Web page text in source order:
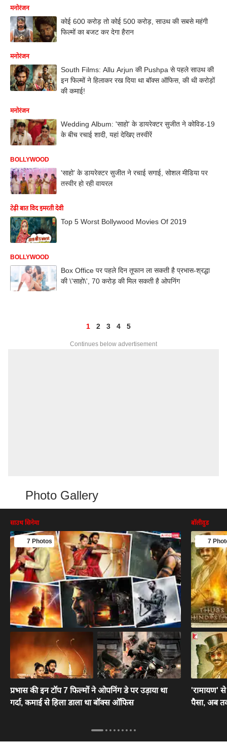
मनोरंजन
कोई 600 करोड़ तो कोई 500 करोड़, साउथ की सबसे महंगी
फिल्मों का बजट कर देगा हैरान
मनोरंजन
South Films: Allu Arjun की Pushpa से पहले साउथ की
इन फिल्मों ने हिलाकर रख दिया था बॉक्स ऑफिस, की थी करोड़ों
की कमाई!
मनोरंजन
Wedding Album: 'साहो' के डायरेक्टर सुजीत ने कोविड-19
के बीच रचाई शादी, यहां देखिए तस्वीरें
BOLLYWOOD
'साहो' के डायरेक्टर सुजीत ने रचाई सगाई, सोशल मीडिया पर
तस्वीर हो रही वायरल
टेढ़ी बात विद इमरती देवी
Top 5 Worst Bollywood Movies Of 2019
BOLLYWOOD
Box Office पर पहले दिन तूफान ला सकती है प्रभास-श्रद्धा
की \'साहो\', 70 करोड़ की मिल सकती है ओपनिंग
1 2 3 4 5
Continues below advertisement
Photo Gallery
साउथ सिनेमा
7 Photos
प्रभास की इन टॉप 7 फिल्मों ने ओपनिंग डे पर उड़ाया था
गर्दा, कमाई से हिला डाला था बॉक्स ऑफिस
बॉलीवुड
7
'रामायण'
पैसा, अब